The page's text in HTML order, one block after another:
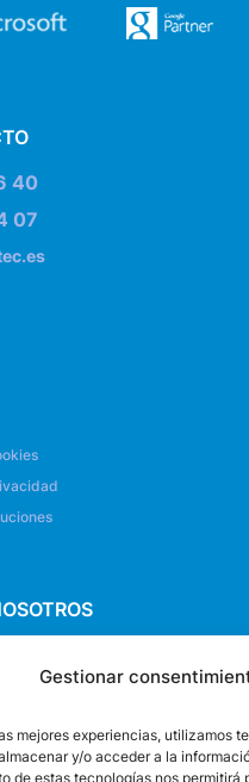
Gestionar
mejores experiencias, utilizamos
y/o acceder a la
de estas tecnologías nos permitirá
40
07